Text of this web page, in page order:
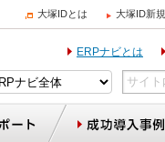
大塚IDとは 大塚ID新
ERPナビとは